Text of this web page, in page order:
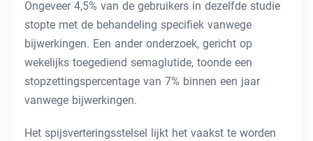
Ongeveer 4,5% van de gebruikers in dezelfde studie
stopte met de behandeling specifiek vanwege
bijwerkingen. Een ander onderzoek, gericht op
wekelijks toegediend semaglutide, toonde een
stopzettingspercentage van 7% binnen een jaar
vanwege bijwerkingen.
Het spijsverteringsstelsel lijkt het vaakst te worden